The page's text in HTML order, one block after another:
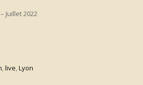
Juillet 2022
,live,Lyon